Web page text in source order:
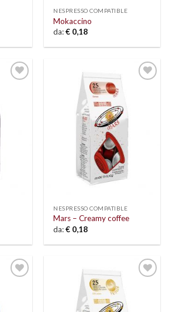
NESPRESSO COMPATIBLE
Mokaccino
da:€ 0,18
NESPRESSO COMPATIBLE
Mars – Creamy coffee
da:€ 0,18